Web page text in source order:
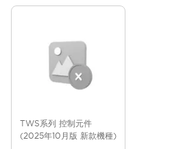
TWS系列 控制元件
(2025年10月版 新款機種)